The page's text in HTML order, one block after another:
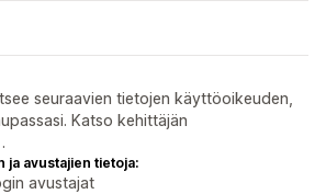
seuraavien tietojen käyttöoikeuden,
Katso kehittäjän
.
ja avustajien tietoja:
avustajat